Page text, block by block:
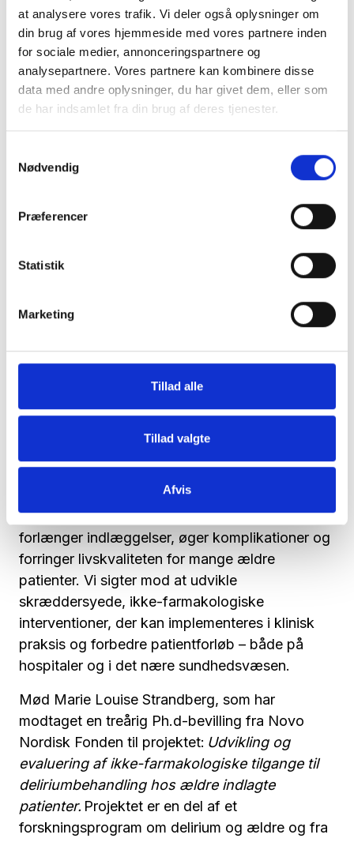
at analysere vores trafik. Vi deler også oplysninger om
din brug af vores hjemmeside med vores partnere inden
for sociale medier, annonceringspartnere og
analysepartnere. Vores partnere kan kombinere disse
data med andre oplysninger, du har givet dem, eller som
de har indsamlet fra din brug af deres tjenester.
Nødvendig
Præferencer
Statistik
Marketing
Tillad alle
Tillad valgte
Afvis
Hvordan kan teknologi styrke nærvær og
tryghed i ældreplejen uden at fjerne det
menneskelige aspekt? I dette oplæg deler
Nemlia og Aalborg Kommune konkrete
erfaringer fra et samarbejde om implementering
af en digital løsning, der understøtter
ældreplejen. Hør om, hvordan en ny tilgang til
"digital omsorg" skaber både værdi og varme –
og hvordan teknologien opleves i praksis af
Forskning og innovation i non-
kliniske erfaringer fra ældremedicinsk
business developer ved Wellness Nordic, og
Marie Louise Strandberg, sygeplejerske og
Ph.d-studerende ved Amager/Hvidovre
Delirium er en alvorlig tilstand, der ofte
forlænger indlæggelser, øger komplikationer og
forringer livskvaliteten for mange ældre
patienter. Vi sigter mod at udvikle
skræddersyede, ikke-farmakologiske
interventioner, der kan implementeres i klinisk
praksis og forbedre patientforløb – både på
hospitaler og i det nære sundhedsvæsen.
Mød Marie Louise Strandberg, som har
modtaget en treårig Ph.d-bevilling fra Novo
Nordisk Fonden til projektet: Udvikling og
evaluering af ikke-farmakologiske tilgange til
deliriumbehandling hos ældre indlagte
patienter. Projektet er en del af et
forskningsprogram om delirium og ældre og fra